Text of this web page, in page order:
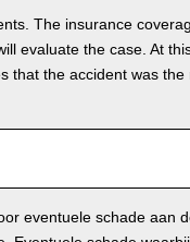
The insurance
evaluate the case. At
that the accident was
eventuele schade aan